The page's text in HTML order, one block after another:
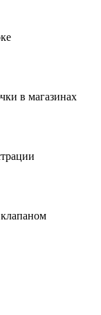
в магазинах